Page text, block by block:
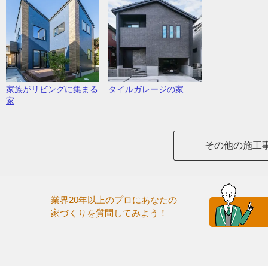
家族がリビングに集まる
家
タイルガレージの家
その他の施工
業界20年以上のプロにあなたの
家づくりを質問してみよう！